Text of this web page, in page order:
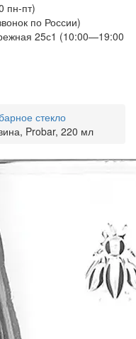
пн-пт)
по России)
25с1 (10:00—19:00
стекло
Probar, 220 мл